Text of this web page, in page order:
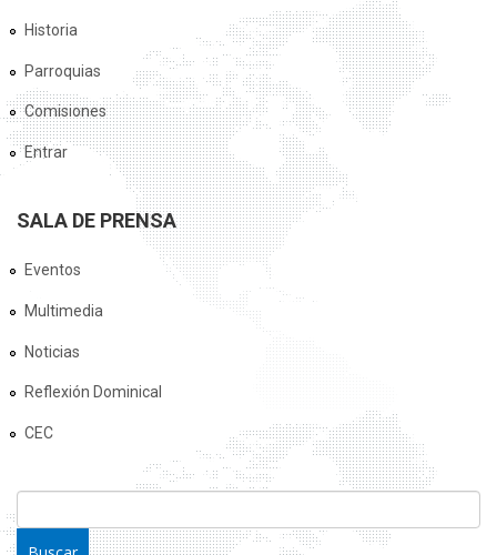
Historia
Parroquias
Comisiones
Entrar
SALA DE PRENSA
Eventos
Multimedia
Noticias
Reflexión Dominical
CEC
FORMULARIO DE BÚSQUEDA